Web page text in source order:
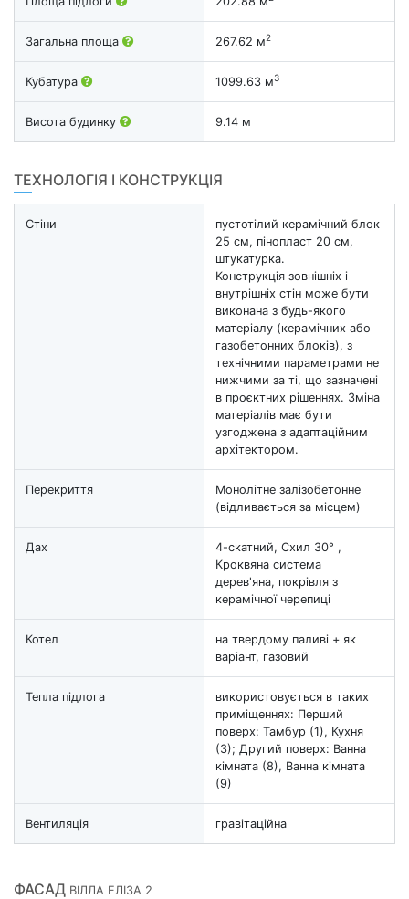
Загальна площа 267.62 м2
Кубатура 1099.63 м3
Висота будинку 9.14 м
ТЕХНОЛОГІЯ І КОНСТРУКЦІЯ
Стіни
пустотілий керамічний блок
25 см, пінопласт 20 см,
штукатурка.
Конструкція зовнішніх і
внутрішніх стін може бути
виконана з будь-якого
матеріалу (керамічних або
газобетонних блоків), з
технічними параметрами не
нижчими за ті, що зазначені
в проєктних рішеннях. Зміна
матеріалів має бути
узгоджена з адаптаційним
архітектором.
Перекриття
Монолітне залізобетонне
(відливається за місцем)
Дах
4-скатний, Схил 30° ,
Кроквяна система
дерев'яна, покрівля з
керамічної черепиці
Котел
на твердому паливі + як
варіант, газовий
Тепла підлога
використовується в таких
приміщеннях: Перший
поверх: Тамбур (1), Кухня
(3); Другий поверх: Ванна
кімната (8), Ванна кімната
(9)
Вентиляція гравітаційна
ФАСАД ВІЛЛА ЕЛІЗА 2